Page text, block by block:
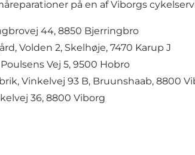
på en af Viborgs
44, 8850 Bjerringbro
Volden 2, Skelhøje, 7470 Karup J
Vej 5, 9500 Hobro
Vinkelvej 93 B, Bruunshaab, 8800
36, 8800 Viborg